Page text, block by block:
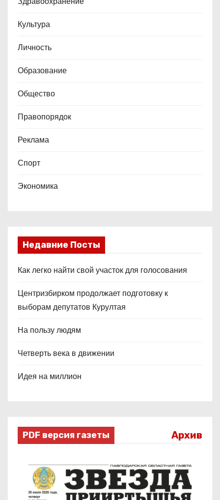
Культура
Личность
Образование
Общество
Правопорядок
Реклама
Спорт
Экономика
Недавние Посты
Как легко найти свой участок для голосования
Центризбирком продолжает подготовку к
выборам депутатов Курултая
На пользу людям
Четверть века в движении
Идея на миллион
PDF версия газеты Архив